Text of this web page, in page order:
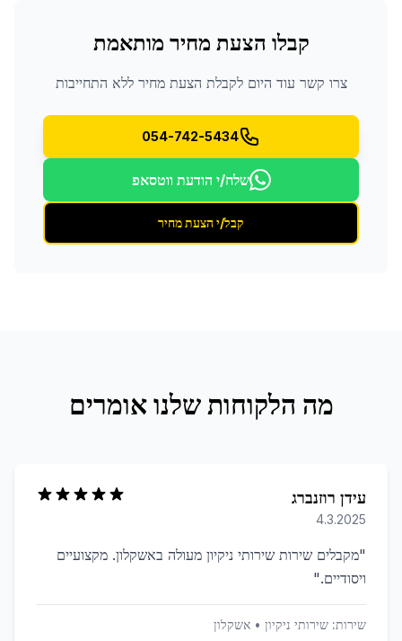
קבלו הצעת מחיר מותאמת
צרו קשר עוד היום לקבלת הצעת מחיר ללא התחייבות
054-742-5434
שלח/י הודעת ווטסאפ
קבל/י הצעת מחיר
מה הלקוחות שלנו אומרים
עידן רוזנברג
4.3.2025
"מקבלים שירות שירותי ניקיון מעולה באשקלון. מקצועיים
ויסודיים."
שירות: שירותי ניקיון • אשקלון